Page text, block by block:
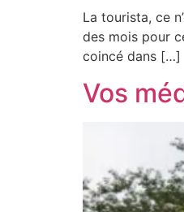
La tourista, ce
des mois pour
coincé dans […]
Vos